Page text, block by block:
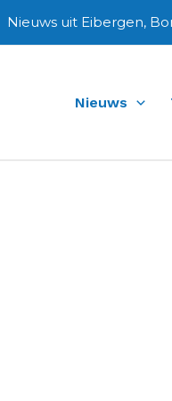
Nieuws uit Eibergen,
Nieuws